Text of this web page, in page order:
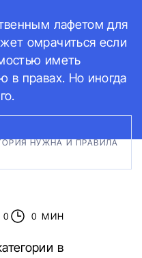
лафетом для
омрачиться если
иметь
в правах. Но иногда
НУЖНА И ПРАВИЛА
0 0 МИН
в